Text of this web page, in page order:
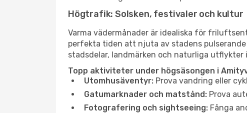
Högtrafik: Solsken, festivaler och kultur
Varma vädermånader är idealiska för
perfekta tiden att njuta av stadens
stadsdelar, landmärken och naturliga utflykter
Topp aktiviteter under högsäsongen i
Utomhusäventyr: Prova vandring eller
Gatumarknader och matstånd: Prova
Fotografering och sightseeing: Fånga